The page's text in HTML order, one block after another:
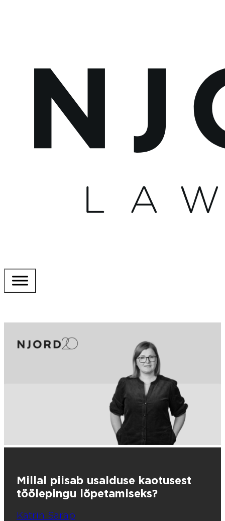
Millal piisab usalduse kaotusest
töölepingu lõpetamiseks?
Katrin Sarap